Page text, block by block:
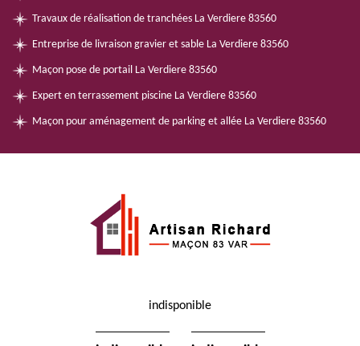
Travaux de réalisation de tranchées La Verdiere 83560
Entreprise de livraison gravier et sable La Verdiere 83560
Maçon pose de portail La Verdiere 83560
Expert en terrassement piscine La Verdiere 83560
Maçon pour aménagement de parking et allée La Verdiere 83560
indisponible